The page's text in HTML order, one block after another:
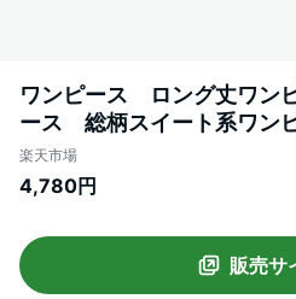
ワンピース ロング丈ワン
ース 総柄スイート系ワン
系 パーティードレス シ
ルナチュラルサンドレス
ト 送料無料
楽天市場
4,780円
販売サ